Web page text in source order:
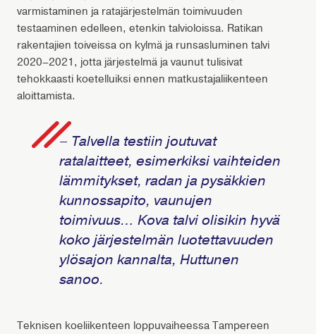
varmistaminen ja ratajärjestelmän toimivuuden
testaaminen edelleen, etenkin talvioloissa. Ratikan
rakentajien toiveissa on kylmä ja runsasluminen talvi
2020–2021, jotta järjestelmä ja vaunut tulisivat
tehokkaasti koetelluiksi ennen matkustajaliikenteen
aloittamista.
– Talvella testiin joutuvat
ratalaitteet, esimerkiksi vaihteiden
lämmitykset, radan ja pysäkkien
kunnossapito, vaunujen
toimivuus… Kova talvi olisikin hyvä
koko järjestelmän luotettavuuden
ylösajon kannalta, Huttunen
sanoo.
Teknisen koeliikenteen loppuvaiheessa Tampereen